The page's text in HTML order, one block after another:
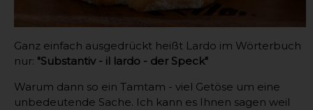
Ganz einfach ausgedrückt heißt Lardo im Wörterbuch
nur: "Substantiv - il lardo - der Speck"
Warum dann so ein Tamtam - viel Getöse um eine
unbedeutende Sache. Ich kann es Ihnen sagen weil